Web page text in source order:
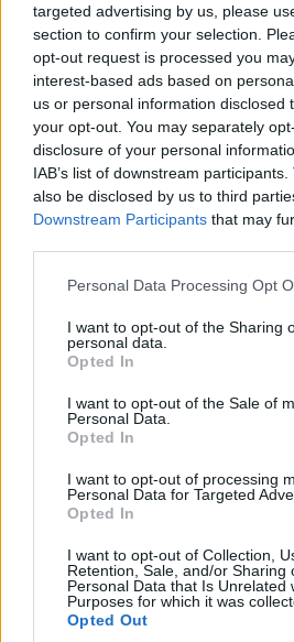
targeted advertising by us, please
section to confirm your selection.
opt-out request is processed you
interest-based ads based on
us or personal information disclosed
your opt-out. You may separately
disclosure of your personal
IAB’s list of downstream
also be disclosed by us to third
Downstream Participants that may
Please note that this website/app
not limited to your visit or usage
grant or deny consent to Google and
use your data for below specified
consent section.
Personal Data Processing Opt
I want to opt-out of the Sharing
personal data.
Opted In
I want to opt-out of the Sale of
Personal Data.
Opted In
I want to opt-out of processing
Personal Data for Targeted
Opted In
I want to opt-out of Collection,
Retention, Sale, and/or Sharing
Personal Data that Is Unrelated
Purposes for which it was
Opted Out